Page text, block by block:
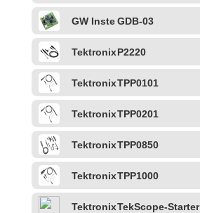
GW InsteGDB-03
TektronixP2220
TektronixTPP0101
TektronixTPP0201
TektronixTPP0850
TektronixTPP1000
TektronixTekScope-Starter